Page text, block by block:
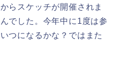
らスケッチが開催されま
でした。今年中に1度は参
つになるかな？ではまた